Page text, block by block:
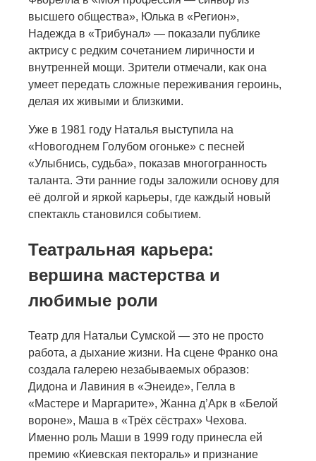
высшего общества», Юлька в «Регион»,
Надежда в «Трибунал» — показали публике
актрису с редким сочетанием лиричности и
внутренней мощи. Зрители отмечали, как она
умеет передать сложные переживания героинь,
делая их живыми и близкими.
Уже в 1981 году Наталья выступила на
«Новогоднем Голубом огоньке» с песней
«Улыбнись, судьба», показав многогранность
таланта. Эти ранние годы заложили основу для
её долгой и яркой карьеры, где каждый новый
спектакль становился событием.
Театральная карьера:
вершина мастерства и
любимые роли
Театр для Натальи Сумской — это не просто
работа, а дыхание жизни. На сцене Франко она
создала галерею незабываемых образов:
Дидона и Лавиния в «Энеиде», Гелла в
«Мастере и Маргарите», Жанна д’Арк в «Белой
вороне», Маша в «Трёх сёстрах» Чехова.
Именно роль Маши в 1999 году принесла ей
премию «Киевская пектораль» и признание